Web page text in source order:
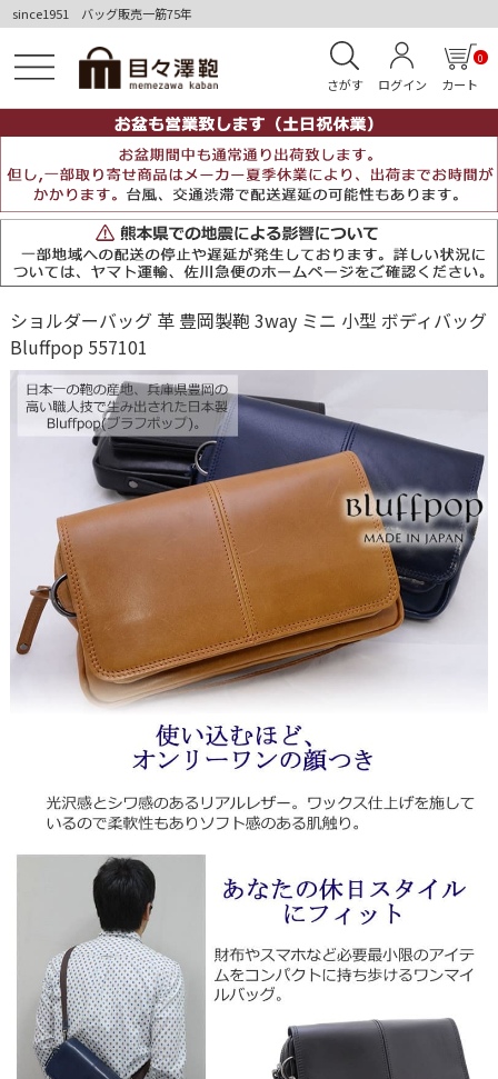
since1951 バッグ販売一筋75年
さがす ログイン カート
0
ショルダーバッグ 革 豊岡製鞄 3way ミニ 小型 ボディバッグ
Bluffpop 557101